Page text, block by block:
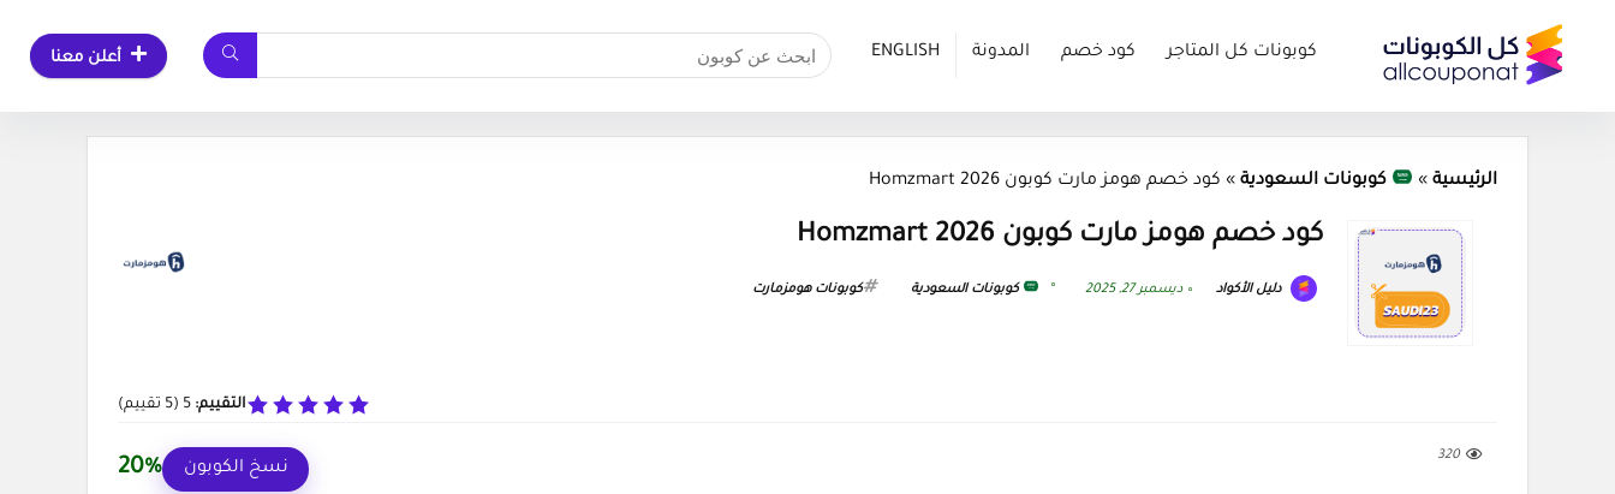
كوبونات كل المتاجر كود خصم المدونة ENGLISH أعلن معنا
الرئيسية » كوبونات السعودية » كود خصم هومز مارت كوبون Homzmart 2026
كود خصم هومز مارت كوبون Homzmart 2026
دليل الأكواد ديسمبر 27, 2025 كوبونات السعودية كوبونات هومزمارت
التقييم: 5
(
5 تقييم)
320
20% نسخ الكوبون